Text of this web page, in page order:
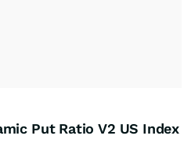
Put Ratio V2 US Index